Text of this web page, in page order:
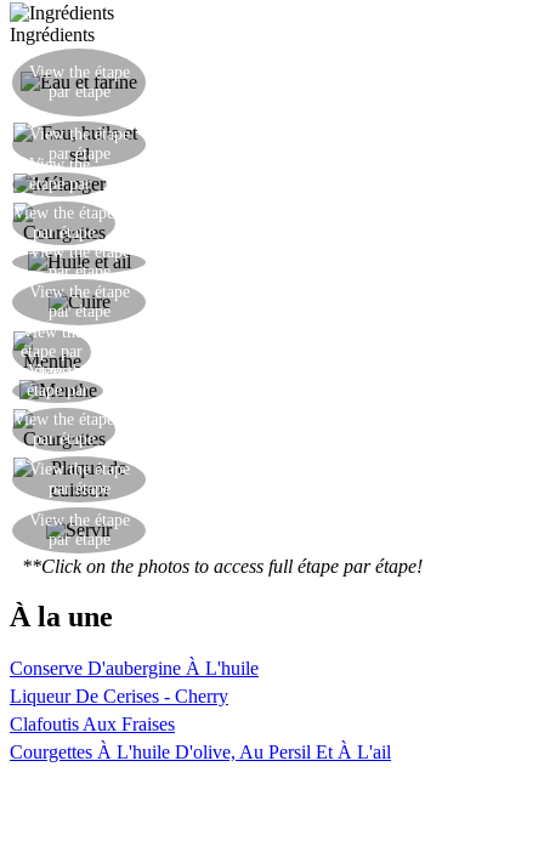
Ingrédients
View the étape
par étape
View the étape
par étape
View the
étape par
étape
View the étape
par étape
View the étape
par étape
View the étape
par étape
View the
étape par
étape
View the
étape par
étape
View the étape
par étape
View the étape
par étape
View the étape
par étape
**Click on the photos to access full étape par étape!
À la une
Conserve D'aubergine À L'huile
Liqueur De Cerises - Cherry
Clafoutis Aux Fraises
Courgettes À L'huile D'olive, Au Persil Et À L'ail